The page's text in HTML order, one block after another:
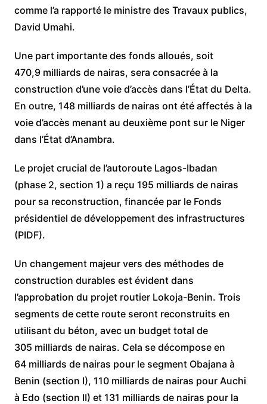
comme l’a rapporté le ministre des Travaux publics,
David Umahi.
Une part importante des fonds alloués, soit
470,9 milliards de nairas, sera consacrée à la
construction d’une voie d’accès dans l’État du Delta.
En outre, 148 milliards de nairas ont été affectés à la
voie d’accès menant au deuxième pont sur le Niger
dans l’État d’Anambra.
Le projet crucial de l’autoroute Lagos-Ibadan
(phase 2, section 1) a reçu 195 milliards de nairas
pour sa reconstruction, financée par le Fonds
présidentiel de développement des infrastructures
(PIDF).
Un changement majeur vers des méthodes de
construction durables est évident dans
l’approbation du projet routier Lokoja-Benin. Trois
segments de cette route seront reconstruits en
utilisant du béton, avec un budget total de
305 milliards de nairas. Cela se décompose en
64 milliards de nairas pour le segment Obajana à
Benin (section I), 110 milliards de nairas pour Auchi
à Edo (section II) et 131 milliards de nairas pour la